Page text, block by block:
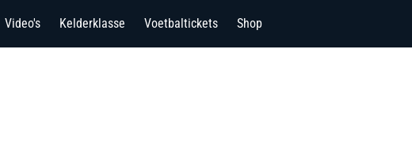
Video's Kelderklasse Voetbaltickets Shop